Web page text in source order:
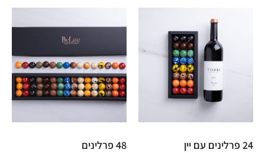
24 פרלינים עם יין 48 פרלינים